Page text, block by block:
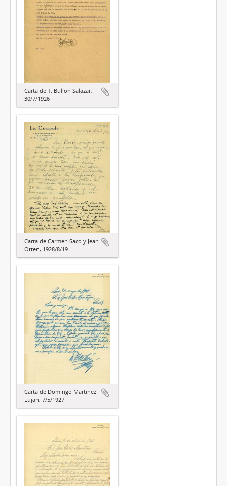
Carta de T. Bullón Salazar,
30/7/1926
Carta de Carmen Saco y Jean
Otten, 1928/8/19
Carta de Domingo Martínez
Luján, 7/5/1927